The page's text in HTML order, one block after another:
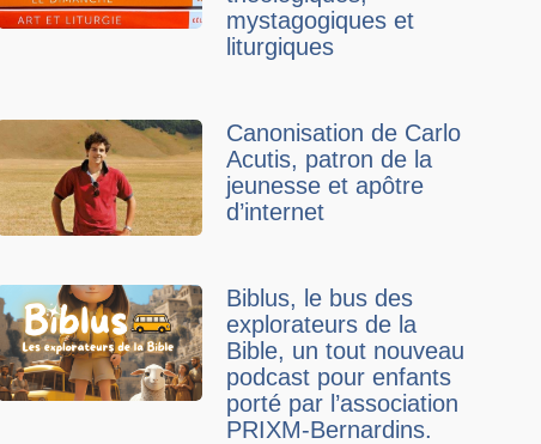
mystagogiques et
liturgiques
Canonisation de Carlo
Acutis, patron de la
jeunesse et apôtre
d’internet
Biblus, le bus des
explorateurs de la
Bible, un tout nouveau
podcast pour enfants
porté par l’association
PRIXM-Bernardins.